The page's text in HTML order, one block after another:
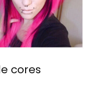
cores